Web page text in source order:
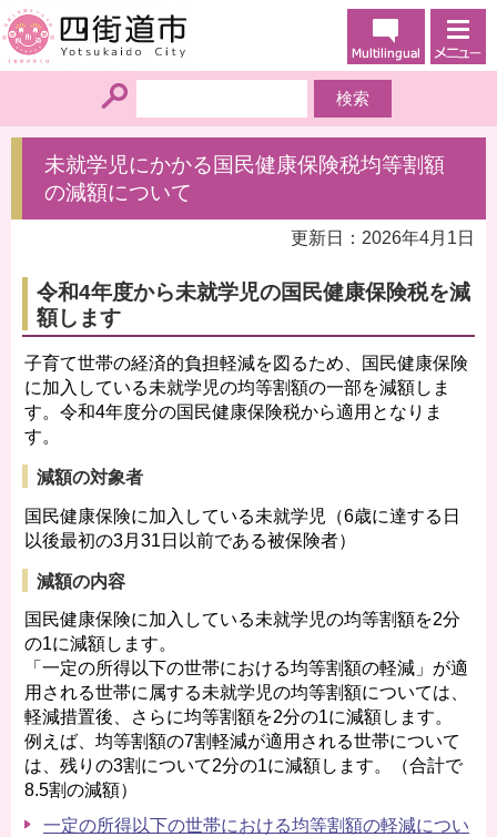
未就学児にかかる国民健康保険税均等割額
の減額について
更新日：2026年4月1日
令和4年度から未就学児の国民健康保険税を減
額します
子育て世帯の経済的負担軽減を図るため、国民健康保険
に加入している未就学児の均等割額の一部を減額しま
す。令和4年度分の国民健康保険税から適用となりま
す。
減額の対象者
国民健康保険に加入している未就学児（6歳に達する日
以後最初の3月31日以前である被保険者）
減額の内容
国民健康保険に加入している未就学児の均等割額を2分
の1に減額します。
「一定の所得以下の世帯における均等割額の軽減」が適
用される世帯に属する未就学児の均等割額については、
軽減措置後、さらに均等割額を2分の1に減額します。
例えば、均等割額の7割軽減が適用される世帯について
は、残りの3割について2分の1に減額します。（合計で
8.5割の減額）
一定の所得以下の世帯における均等割額の軽減につい